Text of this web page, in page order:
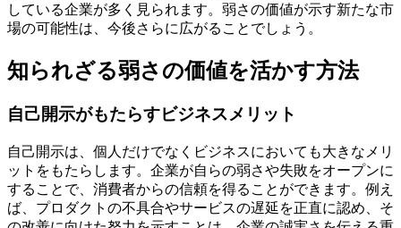
している企業が多く見られます。弱さの価値が示す新たな市
場の可能性は、今後さらに広がることでしょう。
知られざる弱さの価値を活かす方法
自己開示がもたらすビジネスメリット
自己開示は、個人だけでなくビジネスにおいても大きなメリ
ットをもたらします。企業が自らの弱さや失敗をオープンに
することで、消費者からの信頼を得ることができます。例え
ば、プロダクトの不具合やサービスの遅延を正直に認め、そ